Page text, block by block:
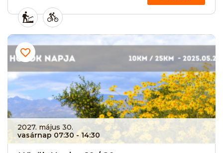
2027. május 30.
vasárnap 07:30 - 14:30